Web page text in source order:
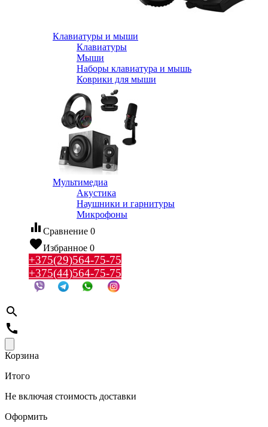
Клавиатуры и мыши
Клавиатуры
Мыши
Наборы клавиатура и мышь
Коврики для мыши
Мультимедиа
Акустика
Наушники и гарнитуры
Микрофоны
equalizer Сравнение 0
favoriteИзбранное 0
+375(29)564-75-75
+375(44)564-75-75
search
call
Корзина
Итого
Не включая стоимость доставки
Оформить